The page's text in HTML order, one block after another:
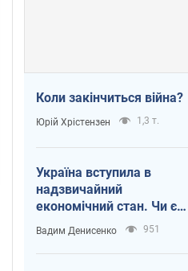
Коли закінчиться війна?
Юрій Хрістензен 1,3 т.
Україна вступила в
надзвичайний
економічний стан. Чи є
світло вкінці тунелю?
Вадим Денисенко 951